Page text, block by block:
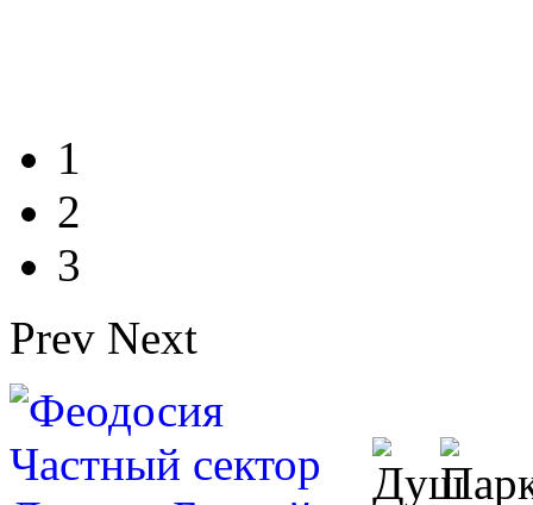
1
2
3
Prev Next